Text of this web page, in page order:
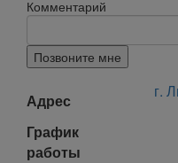
Комментарий
Позвоните мне
Адрес
г.
График
работы